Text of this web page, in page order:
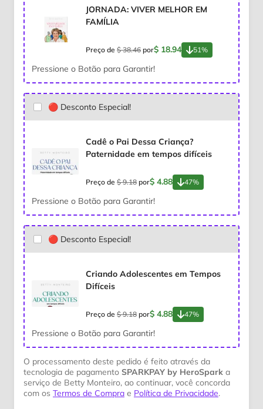
JORNADA: VIVER MELHOR EM
FAMÍLIA
Preço de $ 38.46 por$ 18.94 51%
Pressione o Botão para Garantir!
🔴 Desconto Especial!
Cadê o Pai Dessa Criança?
Paternidade em tempos difíceis
Preço de $ 9.18 por$ 4.88 47%
Pressione o Botão para Garantir!
🔴 Desconto Especial!
Criando Adolescentes em Tempos
Difíceis
Preço de $ 9.18 por$ 4.88 47%
Pressione o Botão para Garantir!
O processamento deste pedido é feito através da
tecnologia de pagamento SPARKPAY by HeroSpark a
serviço de Betty Monteiro, ao continuar, você concorda
com os Termos de Compra e Política de Privacidade.